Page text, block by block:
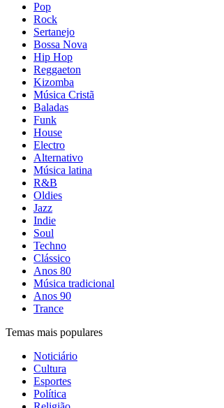
Pop
Rock
Sertanejo
Bossa Nova
Hip Hop
Reggaeton
Kizomba
Música Cristã
Baladas
Funk
House
Electro
Alternativo
Música latina
R&B
Oldies
Jazz
Indie
Soul
Techno
Clássico
Anos 80
Música tradicional
Anos 90
Trance
Temas mais populares
Noticiário
Cultura
Esportes
Política